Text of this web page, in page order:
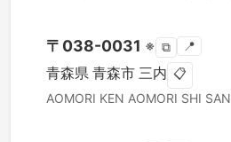
〒 038-0031 ※ ⧉ 📍
青森県 青森市 三内 📋
AOMORI KEN AOMORI SHI